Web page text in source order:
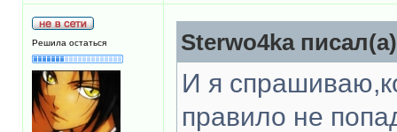
Решила остаться Sterwo4ka
И я
правило не